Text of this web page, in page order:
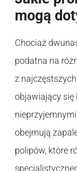
mogą
Chociaż
podatna na
z
objawiający się
obejmują
polipów, które